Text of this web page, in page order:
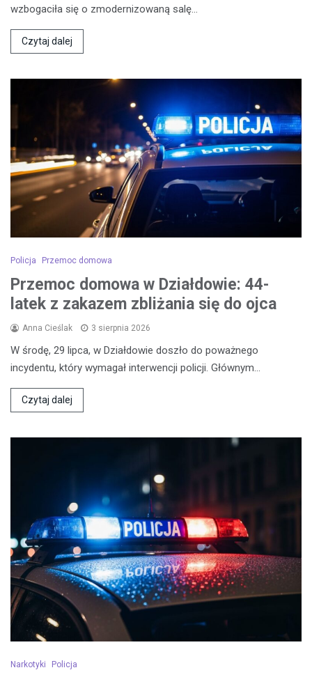
wzbogaciła się o zmodernizowaną salę…
Czytaj dalej
Policja Przemoc domowa
Przemoc domowa w Działdowie: 44-
latek z zakazem zbliżania się do ojca
Anna Cieślak 3 sierpnia 2026
W środę, 29 lipca, w Działdowie doszło do poważnego
incydentu, który wymagał interwencji policji. Głównym…
Czytaj dalej
Narkotyki Policja